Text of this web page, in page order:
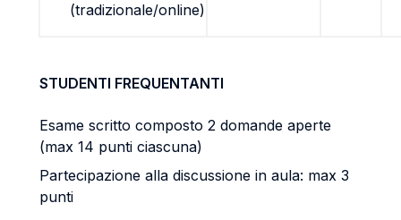
(tradizionale/online)
STUDENTI FREQUENTANTI
Esame scritto composto 2 domande aperte
(max 14 punti ciascuna)
Partecipazione alla discussione in aula: max 3
punti